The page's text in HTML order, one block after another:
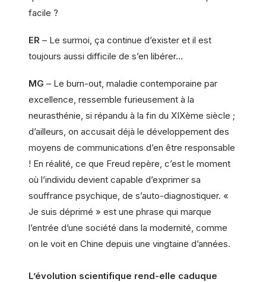
facile ?
ER – Le surmoi, ça continue d’exister et il est
toujours aussi difficile de s’en libérer…
MG – Le burn-out, maladie contemporaine par
excellence, ressemble furieusement à la
neurasthénie, si répandu à la fin du XIXème siècle ;
d’ailleurs, on accusait déjà le développement des
moyens de communications d’en être responsable
! En réalité, ce que Freud repère, c’est le moment
où l’individu devient capable d’exprimer sa
souffrance psychique, de s’auto-diagnostiquer. «
Je suis déprimé » est une phrase qui marque
l’entrée d’une société dans la modernité, comme
on le voit en Chine depuis une vingtaine d’années.
L’évolution scientifique rend-elle caduque